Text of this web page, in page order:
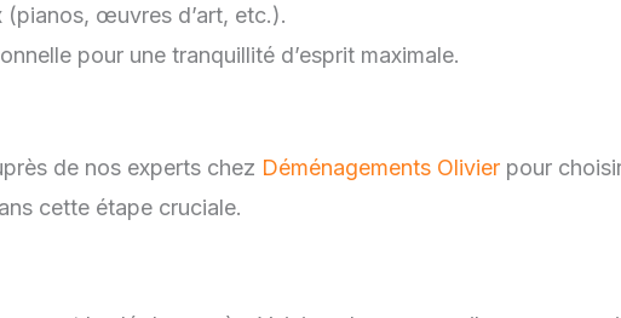
(pianos, œuvres d’art, etc.).
pour une tranquillité d’esprit maximale.
de nos experts chez Déménagements Olivier pour
cette étape cruciale.